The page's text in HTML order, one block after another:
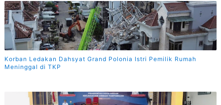
Korban Ledakan Dahsyat Grand Polonia Istri Pemilik Rumah
Meninggal di TKP